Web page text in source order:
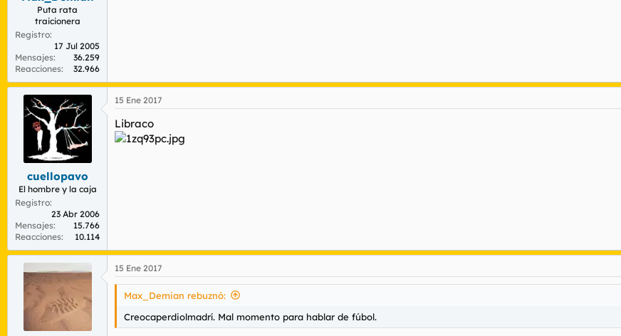
Puta rata
traicionera
Registro
17 Jul 2005
Mensajes
36.259
Reacciones
32.966
cuellopavo
El hombre y la caja
Registro
23 Abr 2006
Mensajes
15.766
Reacciones
10.114
15 Ene 2017
Libraco
15 Ene 2017
Max_Demian rebuznó:
Creocaperdiolmadrí. Mal momento para hablar de fúbol.